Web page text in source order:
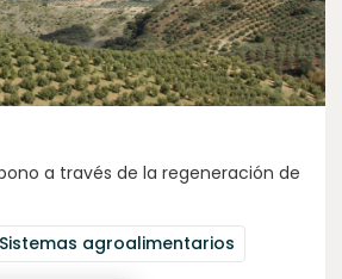
a través de la regeneración de
Sistemas agroalimentarios